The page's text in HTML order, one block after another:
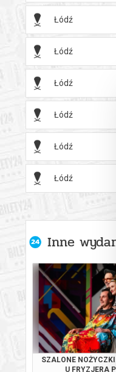
Łódź
Łódź
Łódź
Łódź
Łódź
Łódź
Inne
SZALONE
U FRYZJERA